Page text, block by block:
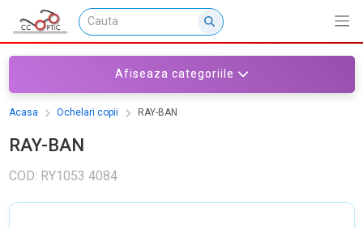
Afiseaza categoriile
Acasa Ochelari copii RAY-BAN
RAY-BAN
COD: RY1053 4084